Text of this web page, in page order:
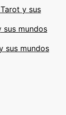
y sus
sus mundos
sus mundos